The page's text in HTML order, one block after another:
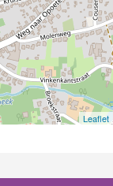
Leaflet